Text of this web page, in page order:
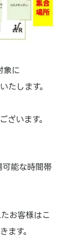
に
します。
います。
能な時間帯
お客様はこ
す。